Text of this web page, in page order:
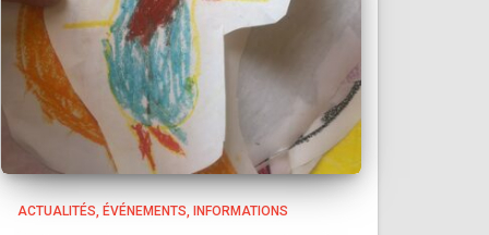
ACTUALITÉS ÉVÉNEMENTS INFORMATIONS